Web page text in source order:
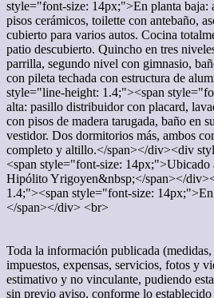
style="font-size: 14px;">En planta baja:
pisos cerámicos, toilette con antebaño,
cubierto para varios autos. Cocina
patio descubierto. Quincho en tres
parrilla, segundo nivel con gimnasio,
con pileta techada con estructura de
style="line-height: 1.4;"><span
alta: pasillo distribuidor con placard,
con pisos de madera tarugada, baño en
vestidor. Dos dormitorios más, ambos
completo y altillo.</span></div><div
<span style="font-size: 14px;">Ubicado
Hipólito Yrigoyen&nbsp;</span></
1.4;"><span style="font-size:
</span></div> <br>
Toda la información publicada
impuestos, expensas, servicios, fotos y
estimativo y no vinculante, pudiendo
sin previo aviso, conforme lo